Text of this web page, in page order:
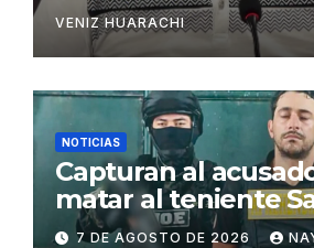
VENIZ HUARACHI
NOTICIAS
Capturan al
matar al teniente
San Matías
7 DE AGOSTO DE 2026